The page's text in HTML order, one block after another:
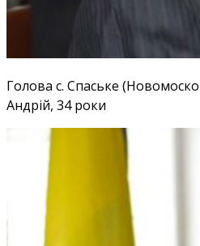
Голова с. Спаське
Андрій, 34 роки